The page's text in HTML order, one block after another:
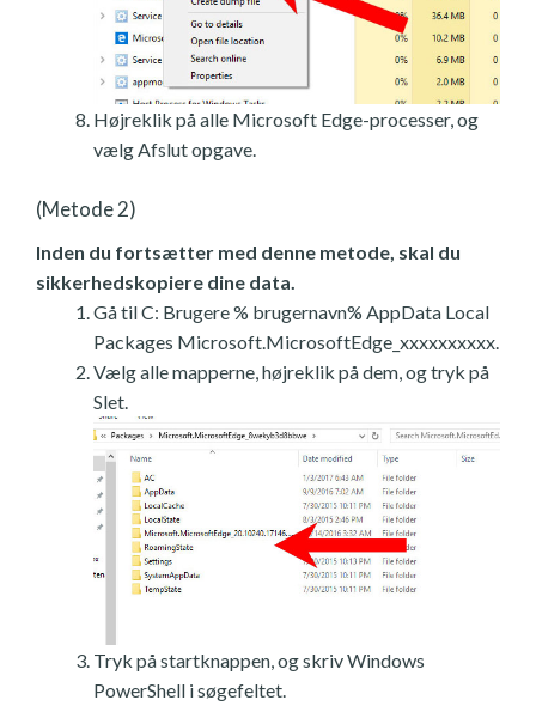
Højreklik på alle Microsoft Edge-processer, og
vælg Afslut opgave.
(Metode 2)
Inden du fortsætter med denne metode, skal du
sikkerhedskopiere dine data.
Gå til C: Brugere % brugernavn% AppData Local
Packages Microsoft.MicrosoftEdge_xxxxxxxxxx.
Vælg alle mapperne, højreklik på dem, og tryk på
Slet.
Tryk på startknappen, og skriv Windows
PowerShell i søgefeltet.